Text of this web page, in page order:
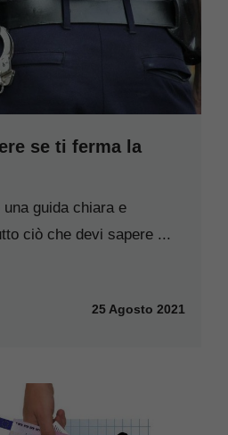
se ti ferma la
guida chiara e
ciò che devi sapere ...
25 Agosto 2021